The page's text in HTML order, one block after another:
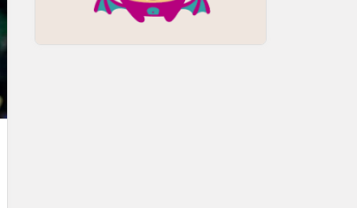
Еве кои седум начини ќе ви помогнат
да го исчистите вашето тело со